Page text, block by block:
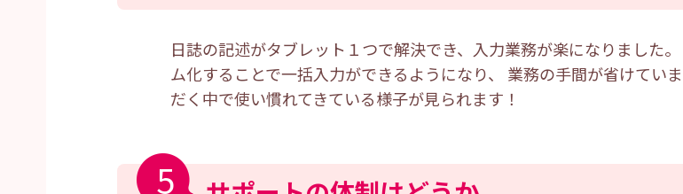
日誌の記述がタブレット１つで解決でき、入力業務が楽になりました
ム化することで一括入力ができるようになり、 業務の手間が省けてい
だく中で使い慣れてきている様子が見られます！
5